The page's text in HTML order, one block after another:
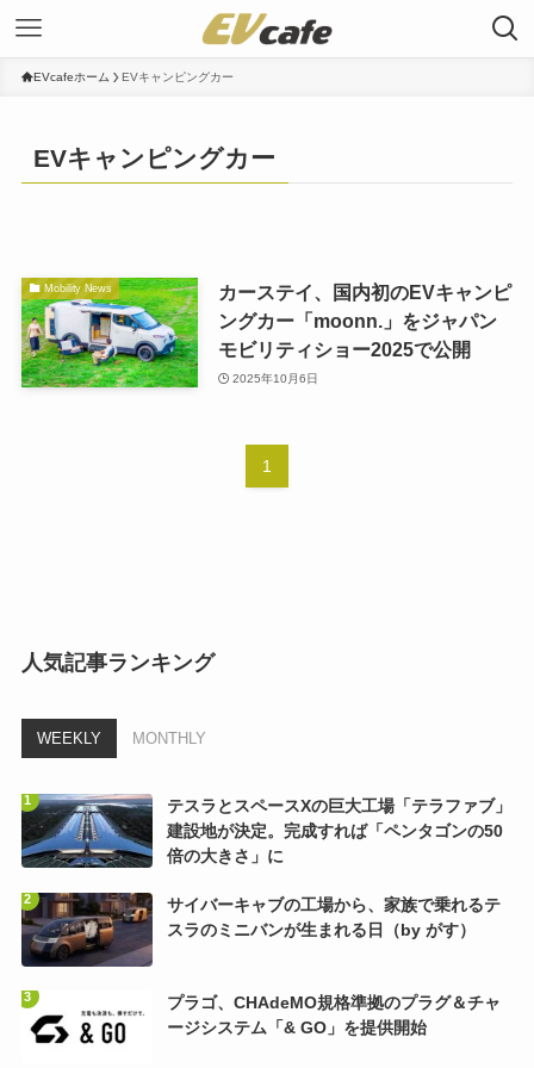
EVcafeホーム EVキャンピングカー
EVキャンピングカー
Mobility News
カーステイ、国内初のEVキャンピ
ングカー「moonn.」をジャパン
モビリティショー2025で公開
2025年10月6日
1
人気記事ランキング
WEEKLY MONTHLY
テスラとスペースXの巨大工場「テラファブ」
建設地が決定。完成すれば「ペンタゴンの50
倍の大きさ」に
サイバーキャブの工場から、家族で乗れるテ
スラのミニバンが生まれる日（by がす）
プラゴ、CHAdeMO規格準拠のプラグ＆チャ
ージシステム「& GO」を提供開始